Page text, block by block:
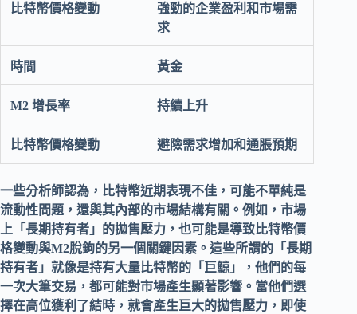
強勁的企業盈利和市場需
求
黃金
持續上升
避險需求增加和通脹預期
一些分析師認為， 比特幣近期表現不佳，可能不單純是
流動性問題，還與其內部的市場結構有關。例如，市場
上「長期持有者」的拋售壓力，也可能是導致 比特幣價
格變動與M2脫鉤的另一個關鍵因素。這些所謂的「長期
持有者」就像是持有大量 比特幣的「巨鯨」，他們的每
一次大筆交易，都可能對市場產生顯著影響。當他們選
擇在高位獲利了結時，就會產生巨大的拋售壓力 ，即使